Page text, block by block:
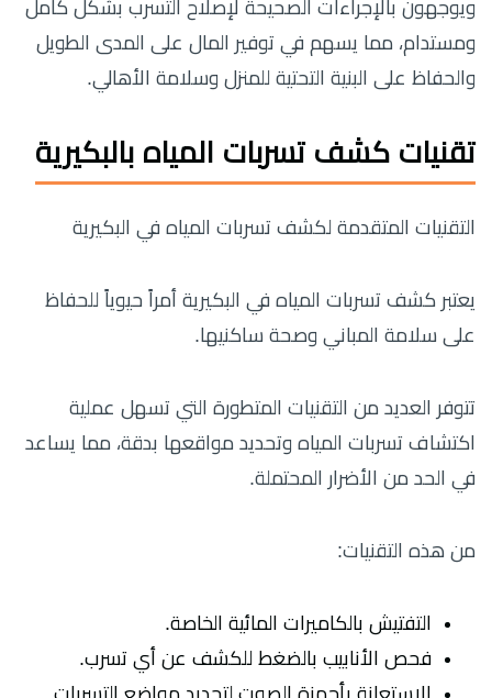
ويوجهون بالإجراءات الصحيحة لإصلاح التسرب بشكل كامل
ومستدام، مما يسهم في توفير المال على المدى الطويل
والحفاظ على البنية التحتية للمنزل وسلامة الأهالي.
تقنيات كشف تسربات المياه بالبكيرية
التقنيات المتقدمة لكشف تسربات المياه في البكيرية
يعتبر كشف تسربات المياه في البكيرية أمراً حيوياً للحفاظ
على سلامة المباني وصحة ساكنيها.
تتوفر العديد من التقنيات المتطورة التي تسهل عملية
اكتشاف تسربات المياه وتحديد مواقعها بدقة، مما يساعد
في الحد من الأضرار المحتملة.
من هذه التقنيات:
التفتيش بالكاميرات المائية الخاصة.
فحص الأنابيب بالضغط للكشف عن أي تسرب.